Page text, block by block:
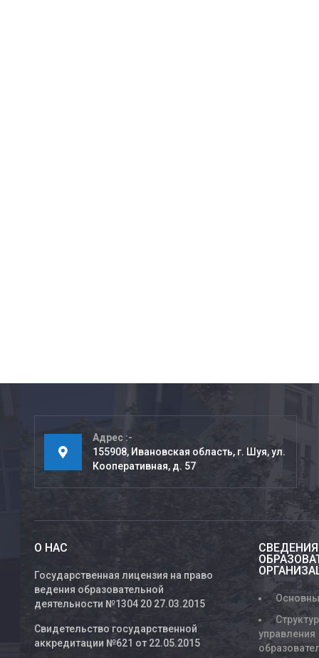
Адрес
155908, Ивановская область, г. Шуя, ул.
Кооперативная, д. 57
О НАС
Государственная лицензия на право
ведения образовательной
деятельности №1304 20 27.03.2015
Свидетельство государственной
аккредитации №621 от 22.05.2015
управления